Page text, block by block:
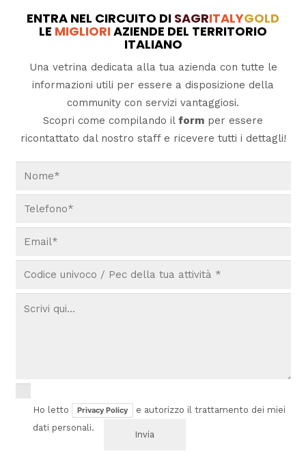
ENTRA NEL CIRCUITO DI SAGRITALYGOLD
LE MIGLIORIAZIENDE DEL TERRITORIO
ITALIANO
Una vetrina dedicata alla tua azienda con tutte le
informazioni utili per essere a disposizione della
community con servizi vantaggiosi.
Scopri come compilando il form per essere
ricontattato dal nostro staff e ricevere tutti i dettagli!
Ho letto Privacy Policy
e autorizzo il trattamento dei miei
dati personali.